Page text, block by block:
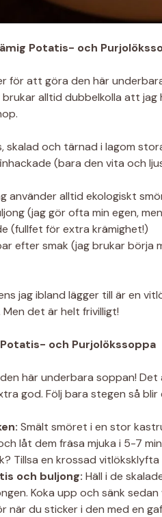
Potatis- och
för att göra den här
alltid dubbelkolla att
skalad och tärnad i lagom
(bara den vita och
använder alltid ekologiskt
(jag gör ofta min egen,
(fullfet för extra krämighet!)
efter smak (jag brukar börja
jag ibland lägger till är en
det är helt frivilligt!
och Purjolökssoppa
här underbara soppan!
god. Följ bara stegen så
Smält smöret i en stor
låt dem fräsa mjuka i 5-7
Tillsa en krossad vitlöksklyfta
och buljong: Häll i de
Koka upp och sänk
när du sticker i den med en